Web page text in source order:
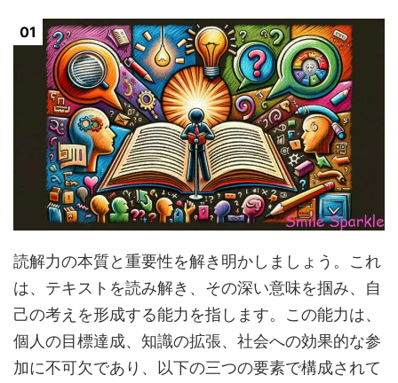
読解力の本質と重要性を解き明かしましょう。これ
は、テキストを読み解き、その深い意味を掴み、自
己の考えを形成する能力を指します。この能力は、
個人の目標達成、知識の拡張、社会への効果的な参
加に不可欠であり、以下の三つの要素で構成されて